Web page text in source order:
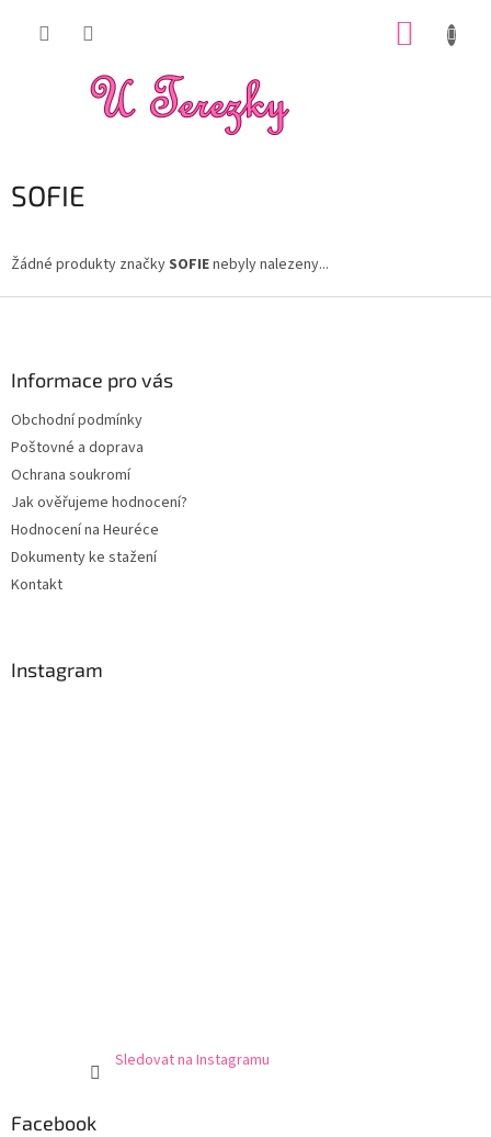
SOFIE
Žádné produkty značkySOFIEnebyly nalezeny...
Informace pro vás
Obchodní podmínky
Poštovné a doprava
Ochrana soukromí
Jak ověřujeme hodnocení?
Hodnocení na Heuréce
Dokumenty ke stažení
Kontakt
Instagram
Sledovat na Instagramu
Facebook